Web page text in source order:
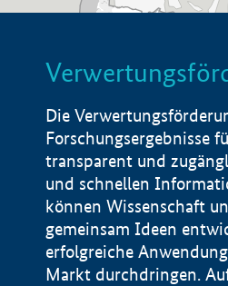
Die
Forschungsergebnisse
transparent und
und schnellen
können Wissenschaft
gemeinsam Ideen
erfolgreiche
Markt durchdringen.